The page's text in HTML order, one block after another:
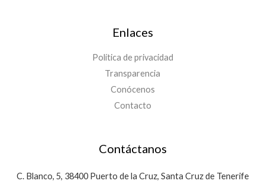
Enlaces
Política de privacidad
Transparencia
Conócenos
Contacto
Contáctanos
C. Blanco, 5, 38400 Puerto de la Cruz, Santa Cruz de Tenerife